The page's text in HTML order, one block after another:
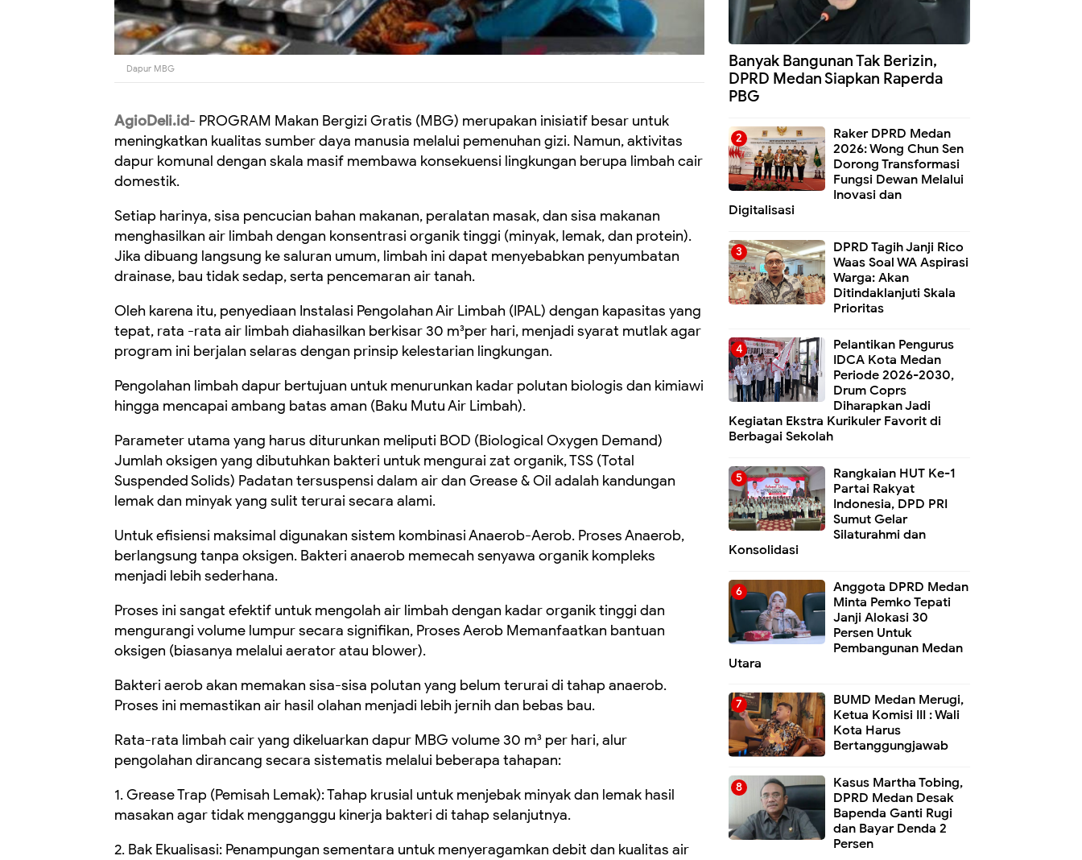
Dapur MBG
AgioDeli.id- PROGRAM Makan Bergizi Gratis (MBG) merupakan inisiatif besar untuk
meningkatkan kualitas sumber daya manusia melalui pemenuhan gizi. Namun, aktivitas
dapur komunal dengan skala masif membawa konsekuensi lingkungan berupa limbah cair
domestik.
Setiap harinya, sisa pencucian bahan makanan, peralatan masak, dan sisa makanan
menghasilkan air limbah dengan konsentrasi organik tinggi (minyak, lemak, dan protein).
Jika dibuang langsung ke saluran umum, limbah ini dapat menyebabkan penyumbatan
drainase, bau tidak sedap, serta pencemaran air tanah.
Oleh karena itu, penyediaan Instalasi Pengolahan Air Limbah (IPAL) dengan kapasitas yang
tepat, rata -rata air limbah diahasilkan berkisar 30 m³per hari, menjadi syarat mutlak agar
program ini berjalan selaras dengan prinsip kelestarian lingkungan.
Pengolahan limbah dapur bertujuan untuk menurunkan kadar polutan biologis dan kimiawi
hingga mencapai ambang batas aman (Baku Mutu Air Limbah).
Parameter utama yang harus diturunkan meliputi BOD (Biological Oxygen Demand)
Jumlah oksigen yang dibutuhkan bakteri untuk mengurai zat organik, TSS (Total
Suspended Solids) Padatan tersuspensi dalam air dan Grease & Oil adalah kandungan
lemak dan minyak yang sulit terurai secara alami.
Untuk efisiensi maksimal digunakan sistem kombinasi Anaerob-Aerob. Proses Anaerob,
berlangsung tanpa oksigen. Bakteri anaerob memecah senyawa organik kompleks
menjadi lebih sederhana.
Proses ini sangat efektif untuk mengolah air limbah dengan kadar organik tinggi dan
mengurangi volume lumpur secara signifikan, Proses Aerob Memanfaatkan bantuan
oksigen (biasanya melalui aerator atau blower).
Bakteri aerob akan memakan sisa-sisa polutan yang belum terurai di tahap anaerob.
Proses ini memastikan air hasil olahan menjadi lebih jernih dan bebas bau.
Rata-rata limbah cair yang dikeluarkan dapur MBG volume 30 m³ per hari, alur
pengolahan dirancang secara sistematis melalui beberapa tahapan:
1. Grease Trap (Pemisah Lemak): Tahap krusial untuk menjebak minyak dan lemak hasil
masakan agar tidak mengganggu kinerja bakteri di tahap selanjutnya.
2. Bak Ekualisasi: Penampungan sementara untuk menyeragamkan debit dan kualitas air
Banyak Bangunan Tak Berizin,
DPRD Medan Siapkan Raperda
PBG
Raker DPRD Medan
2026: Wong Chun Sen
Dorong Transformasi
Fungsi Dewan Melalui
Inovasi dan
Digitalisasi
DPRD Tagih Janji Rico
Waas Soal WA Aspirasi
Warga: Akan
Ditindaklanjuti Skala
Prioritas
Pelantikan Pengurus
IDCA Kota Medan
Periode 2026-2030,
Drum Coprs
Diharapkan Jadi
Kegiatan Ekstra Kurikuler Favorit di
Berbagai Sekolah
Rangkaian HUT Ke-1
Partai Rakyat
Indonesia, DPD PRI
Sumut Gelar
Silaturahmi dan
Konsolidasi
Anggota DPRD Medan
Minta Pemko Tepati
Janji Alokasi 30
Persen Untuk
Pembangunan Medan
Utara
BUMD Medan Merugi,
Ketua Komisi III : Wali
Kota Harus
Bertanggungjawab
Kasus Martha Tobing,
DPRD Medan Desak
Bapenda Ganti Rugi
dan Bayar Denda 2
Persen